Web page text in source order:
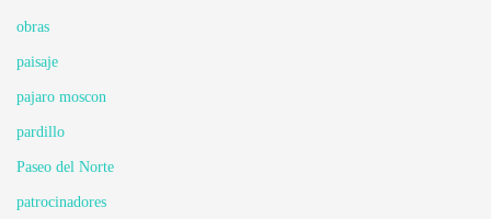
obras
paisaje
pajaro moscon
pardillo
Paseo del Norte
patrocinadores